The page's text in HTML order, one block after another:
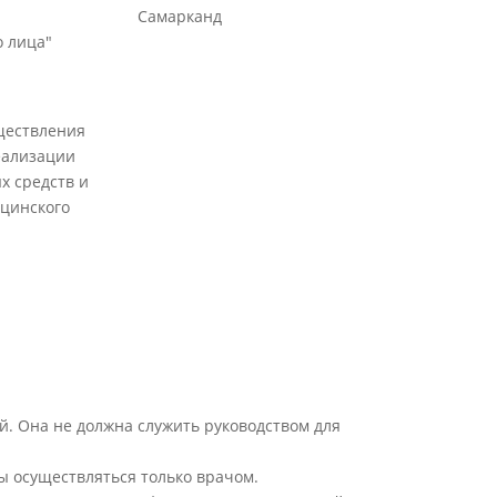
лица"
средств и
Самарканд
Она не должна служить руководством для
только врачом.